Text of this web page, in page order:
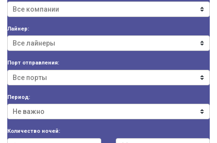
Лайнер:
Порт отправления:
Период:
Количество ночей: